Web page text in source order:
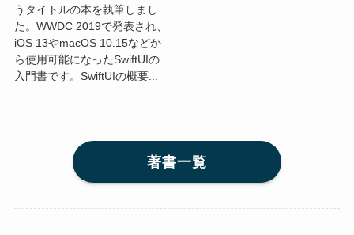
うタイトルの本を執筆しまし
た。WWDC 2019で発表され、
iOS 13やmacOS 10.15などか
ら使用可能になったSwiftUIの
入門書です。SwiftUIの概要...
著書一覧